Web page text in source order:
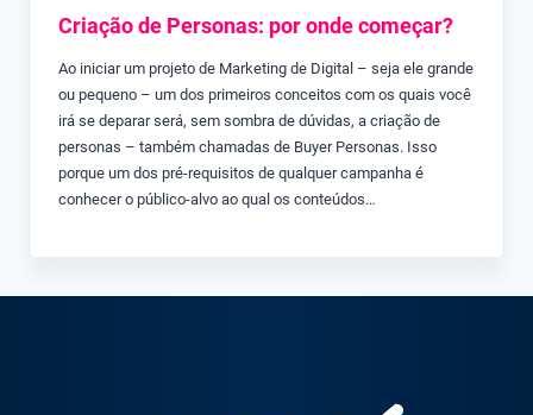
Criação de Personas: por onde começar?
Ao iniciar um projeto de Marketing de Digital – seja ele grande
ou pequeno – um dos primeiros conceitos com os quais você
irá se deparar será, sem sombra de dúvidas, a criação de
personas – também chamadas de Buyer Personas. Isso
porque um dos pré-requisitos de qualquer campanha é
conhecer o público-alvo ao qual os conteúdos…